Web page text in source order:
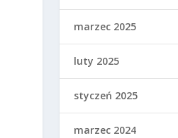
marzec 2025
luty 2025
styczeń 2025
marzec 2024